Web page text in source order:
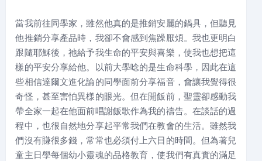
當我前往同學家，雖然他真的是推銷安麗的鍋具，但聽見
他推銷分享產品時，我卻不會感到焦躁厭煩。我也更明白
跟隨耶穌後，祂給予我生命的平安與喜樂，使我也想把這
樣的平安分享給他。以前大學唸的是生命科學，因此在這
些相信達爾文進化論的同學面前分享福音，會讓我覺得很
奇怪，甚至害怕異樣的眼光。但在開飯前，聖靈卻感動我
帶全家一起在他面前唱謝飯歌作為我的禱告。在談話的過
程中，也很自然地分享起平常我們在教會的生活。雖然我
們沒有賺很多錢，常常也必須付上六日的時間。但為著兒
童主日學每個幼小靈魂的品格教育，使我們有真實的滿足